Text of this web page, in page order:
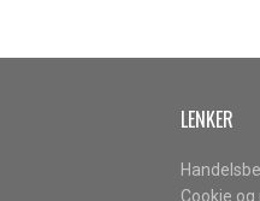
LENKER
Cookie